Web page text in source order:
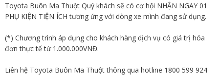
Toyota Buôn Ma Thuột Quý khách sẽ có cơ hội NHẬN NGAY 01
PHỤ KIỆN TIỆN ÍCH tương ứng với dòng xe mình đang sử dụng.
(*) Chương trình áp dụng cho khách hàng dịch vụ có giá trị hóa
đơn thực tế từ 1.000.000VNĐ.
Liên hệ Toyota Buôn Ma Thuột thông qua hotline 1800 599 924